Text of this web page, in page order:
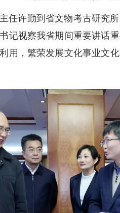
任许勤到省文物考古研究
记视察我省期间重要讲话
用，繁荣发展文化事业文